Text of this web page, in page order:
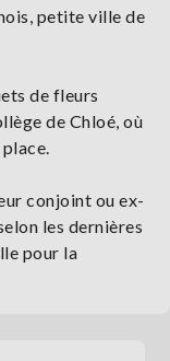
petite ville de
de fleurs
de Chloé, où
conjoint ou ex-
les dernières
pour la